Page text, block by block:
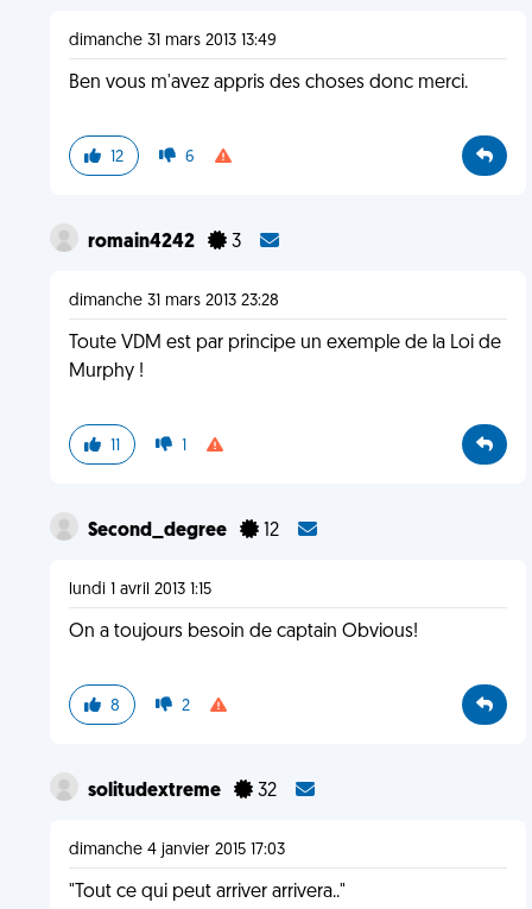
dimanche 31 mars 2013 13:49
Ben vous m'avez appris des choses donc merci.
12 6
romain4242 3
dimanche 31 mars 2013 23:28
Toute VDM est par principe un exemple de la Loi de
Murphy !
11 1
Second_degree 12
lundi 1 avril 2013 1:15
On a toujours besoin de captain Obvious!
8 2
solitudextreme 32
dimanche 4 janvier 2015 17:03
"Tout ce qui peut arriver arrivera.."